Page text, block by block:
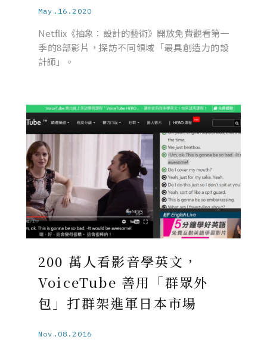
May.16.2020
Netflix《抽象：設計的藝術》開放免費觀看第一
季的8部影片，探訪不同領域「最具創造力的設
計師」。
200 萬人看影音學英文，
VoiceTube 善用「群眾外
包」打群架進軍日本市場
Nov.08.2016